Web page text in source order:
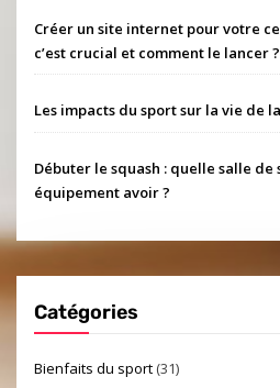
Créer un site internet pour votre
c’est crucial et comment le lancer ?
Les impacts du sport sur la vie de
Débuter le squash : quelle salle
équipement avoir ?
Catégories
Bienfaits du sport (31)